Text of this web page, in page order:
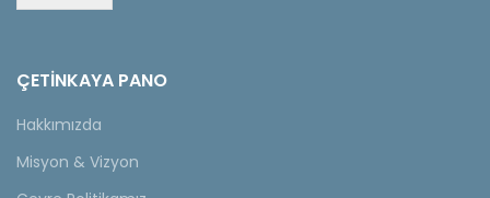
ÇETINKAYA PANO
Hakkımızda
Misyon & Vizyon